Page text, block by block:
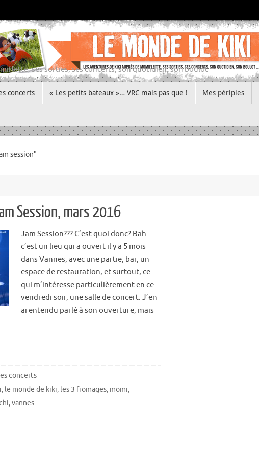
ses sorties, ses concerts, son quotidien, son boulot
concerts « Les petits bateaux »… VRC mais pas que ! Mes périples
session"
Session, mars 2016
Jam Session??? C’est quoi donc? Bah
c’est un lieu qui a ouvert il y a 5 mois
dans Vannes, avec une partie, bar, un
espace de restauration, et surtout, ce
qui m’intéresse particulièrement en ce
vendredi soir, une salle de concert. J’en
ai entendu parlé à son ouverture, mais
concerts
, le monde de kiki, les 3 fromages, momi,
,vannes